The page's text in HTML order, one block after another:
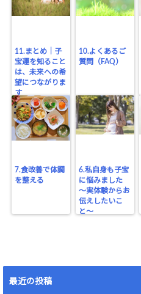
11.まとめ｜子
宝運を知ること
は、未来への希
望につながりま
す
10.よくあるご
質問（FAQ）
7.食改善で体調
を整える
6.私自身も子宝
に悩みました
〜実体験からお
伝えしたいこ
と〜
最近の投稿